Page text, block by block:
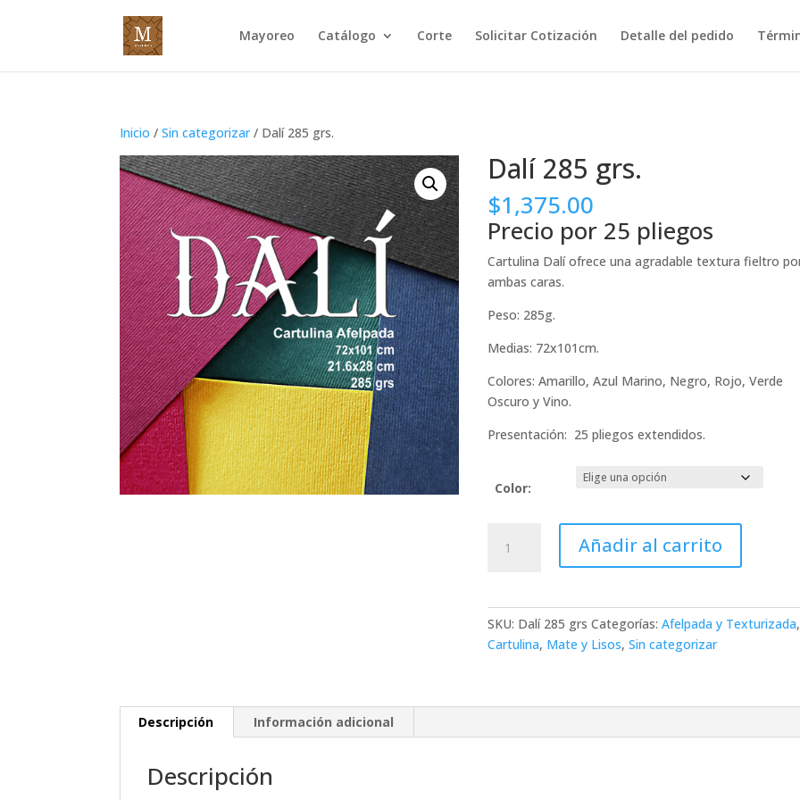
Mayoreo Catálogo Corte Solicitar Cotización Detalle del pedido
Inicio /Sin categorizar/ Dalí 285 grs.
Dalí 285 grs.
$1,375.00
Precio por 25 pliegos
Cartulina Dalí ofrece una agradable textura fieltro
ambas caras.
Peso: 285g.
Medias: 72x101cm.
Colores: Amarillo, Azul Marino, Negro, Rojo, Verde
Oscuro y Vino.
Presentación: 25 pliegos extendidos.
Color:
285
Añadir al carrito
SKU: Dalí 285 grs Categorías:Afelpada y Texturizada,
Cartulina, Mate y Lisos,Sin categorizar
Descripción Información adicional
Descripción